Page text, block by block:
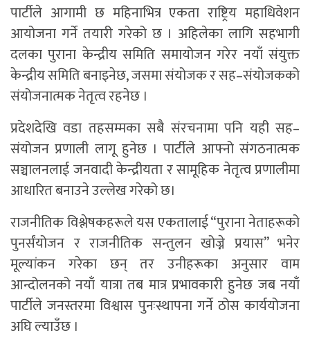
पार्टीले आगामी छ महिनाभित्र एकता राष्ट्रिय महाधिवेशन
आयोजना गर्ने तयारी गरेको छ । अहिलेका लागि सहभागी
दलका पुराना केन्द्रीय समिति समायोजन गरेर नयाँ संयुक्त
केन्द्रीय समिति बनाइनेछ, जसमा संयोजक र सह–संयोजकको
संयोजनात्मक नेतृत्व रहनेछ ।
प्रदेशदेखि वडा तहसम्मका सबै संरचनामा पनि यही सह–
संयोजन प्रणाली लागू हुनेछ । पार्टीले आफ्नो संगठनात्मक
सञ्चालनलाई जनवादी केन्द्रीयता र सामूहिक नेतृत्व प्रणालीमा
आधारित बनाउने उल्लेख गरेको छ।
राजनीतिक विश्लेषकहरूले यस एकतालाई “पुराना नेताहरूको
पुनर्संयोजन र राजनीतिक सन्तुलन खोज्ने प्रयास” भनेर
मूल्यांकन गरेका छन् तर उनीहरूका अनुसार वाम
आन्दोलनको नयाँ यात्रा तब मात्र प्रभावकारी हुनेछ जब नयाँ
पार्टीले जनस्तरमा विश्वास पुनःस्थापना गर्ने ठोस कार्ययोजना
अघि ल्याउँछ ।